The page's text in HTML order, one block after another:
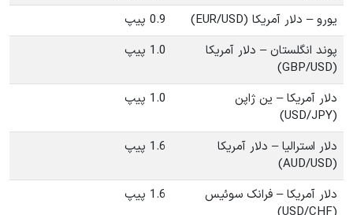
یورو – دلار آمریکا (EUR/USD)
0.9 پیپ
پوند انگلستان – دلار آمریکا
(GBP/USD)
1.0 پیپ
دلار آمریکا – ین ژاپن
(USD/JPY)
1.0 پیپ
دلار استرالیا – دلار آمریکا
(AUD/USD)
1.6 پیپ
دلار آمریکا – فرانک سوئیس
1.6 پیپ